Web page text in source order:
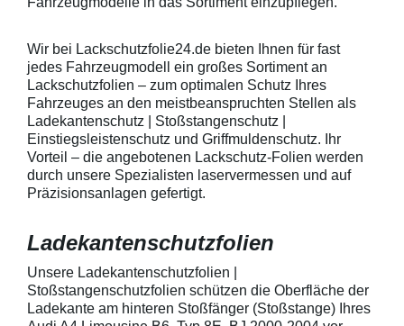
heraus in alle Richtungen
kontaktieren Sie uns bitte
telefonisch. Lieferumfang
transparente Lackschutzfolie 5
Stück Lackschutzpads für 5
Griffmulden / Griffschalen
Merkmale Spezielle Vinylfolie mit
bestmöglichem Schutz gegen
Kratzer und Abrieb Bestens
geeignet zum Schutz von
Fahrzeugkarosserien gegen
mechanische Einwirkung am
Fahrzeugkarosserien und
mechanische Einwirkung
entwickeltStärke der Folie beträgt
150 µmSchützt den wertvollen
Lack in der GriffmuldenKeine
unschönen Kratzer durch
Folie mit
beigelegter
diese danach
anstreichen -
Lackschutzfolie
heraus in alle
ausstreichen.
kontaktieren
telefonisch.
geeignet zum
mechanische
Wir bei Lackschutzfolie24.de bieten Ihnen für fast
jedes Fahrzeugmodell ein großes Sortiment an
Lackschutzfolien – zum optimalen Schutz Ihres
Fahrzeuges an den meistbeanspruchten Stellen als
Ladekantenschutz | Stoßstangenschutz |
Einstiegsleistenschutz und Griffmuldenschutz. Ihr
Vorteil – die angebotenen Lackschutz-Folien werden
durch unsere Spezialisten laservermessen und auf
Präzisionsanlagen gefertigt.
Ladekantenschutzfolien
Unsere Ladekantenschutzfolien |
Stoßstangenschutzfolien schützen die Oberfläche der
Ladekante am hinteren Stoßfänger (Stoßstange) Ihres